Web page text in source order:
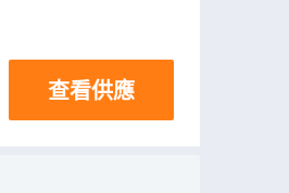
查看供應